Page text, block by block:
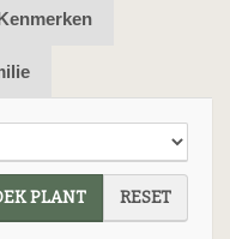
PLANT RESET